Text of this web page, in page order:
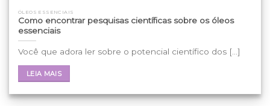
ÓLEOS ESSENCIAIS
Como encontrar pesquisas científicas sobre os óleos
essenciais
Você que adora ler sobre o potencial científico dos [...]
LEIA MAIS